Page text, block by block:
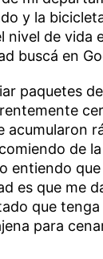
y la
de vida
buscá en
paquetes
acumularon
de
entiendo
es que me
que tenga
para